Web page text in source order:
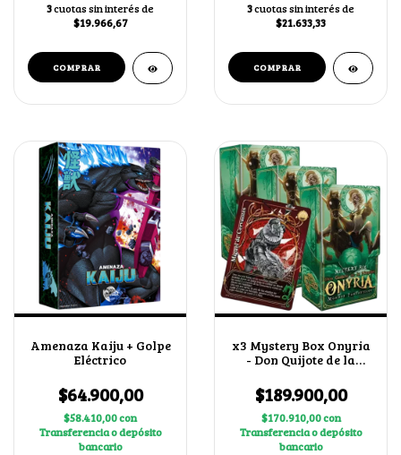
3cuotas sin interés de
$19.966,67
3cuotas sin interés de
$21.633,33
Amenaza Kaiju + Golpe
Eléctrico
$64.900,00
$58.410,00con
Transferencia o depósito
bancario
x3 Mystery Box Onyria
- Don Quijote de la
Cervantes
$189.900,00
$170.910,00con
Transferencia o depósito
bancario